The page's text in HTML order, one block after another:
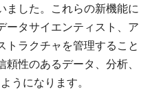
ました。これらの新機能に
ータサイエンティスト、ア
トラクチャを管理すること
性のあるデータ、分析、
うになります。